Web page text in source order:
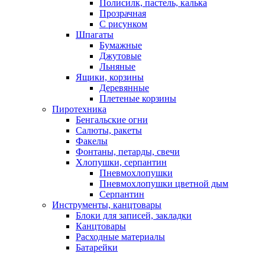
Полисилк, пастель, калька
Прозрачная
С рисунком
Шпагаты
Бумажные
Джутовые
Льняные
Ящики, корзины
Деревянные
Плетеные корзины
Пиротехника
Бенгальские огни
Салюты, ракеты
Факелы
Фонтаны, петарды, свечи
Хлопушки, серпантин
Пневмохлопушки
Пневмохлопушки цветной дым
Серпантин
Инструменты, канцтовары
Блоки для записей, закладки
Канцтовары
Расходные материалы
Батарейки